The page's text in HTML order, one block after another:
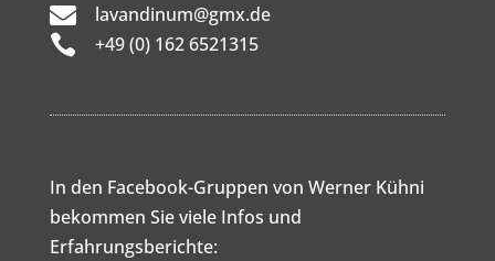
 lavandinum@gmx.de
 +49 (0) 162 6521315
In den Facebook-Gruppen von Werner Kühni
bekommen Sie viele Infos und
Erfahrungsberichte: